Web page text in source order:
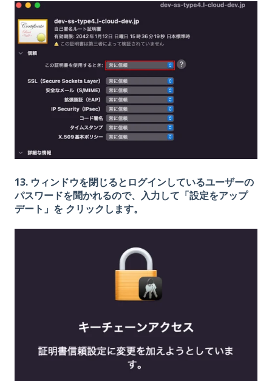
13. ウィンドウを閉じるとログインしているユーザーの
パスワードを聞かれるので、入力して「設定をアップ
デート」を クリックします。